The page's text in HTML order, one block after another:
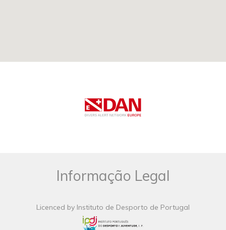
Informação Legal
Licenced by Instituto de Desporto de Portugal